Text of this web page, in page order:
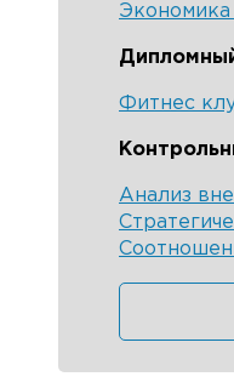
Экономика
Фитнес
Анализ